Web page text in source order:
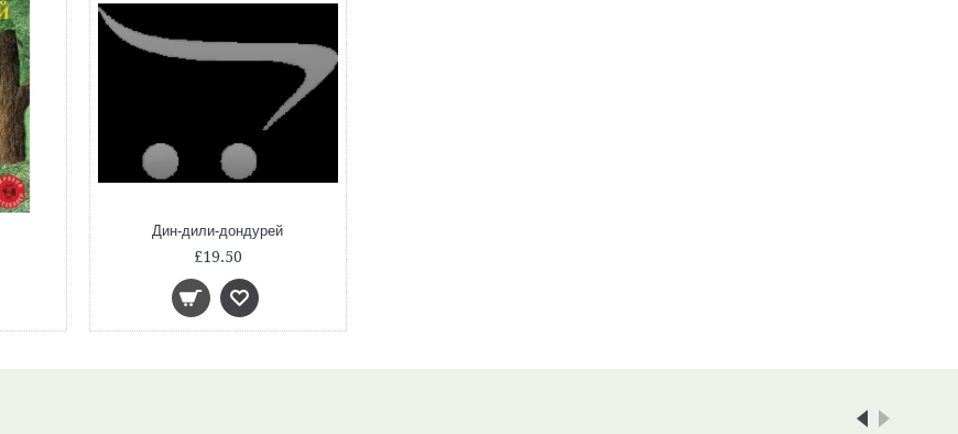
Дин-дили-дондурей
£19.50